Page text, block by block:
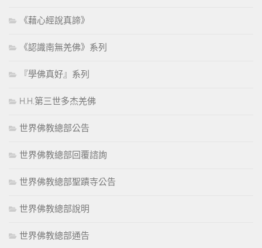
《藉心經說真諦》
《認識南無羌佛》系列
『學佛真好』系列
H.H.第三世多杰羌佛
世界佛教總部公告
世界佛教總部回覆諮詢
世界佛教總部聖蹟寺公告
世界佛教總部說明
世界佛教總部通告